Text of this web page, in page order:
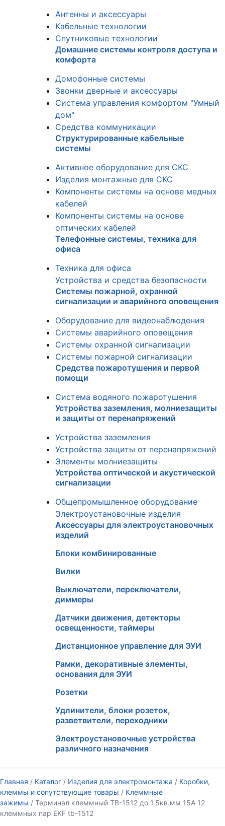
Антенны и аксессуары
Кабельные технологии
Спутниковые технологии
Домашние системы контроля доступа и
комфорта
Домофонные системы
Звонки дверные и аксессуары
Система управления комфортом "Умный
дом"
Средства коммуникации
Структурированные кабельные
системы
Активное оборудование для СКС
Изделия монтажные для СКС
Компоненты системы на основе медных
кабелей
Компоненты системы на основе
оптических кабелей
Телефонные системы, техника для
офиса
Техника для офиса
Устройства и средства безопасности
Системы пожарной, охранной
сигнализации и аварийного оповещения
Оборудование для видеонаблюдения
Системы аварийного оповещения
Системы охранной сигнализации
Системы пожарной сигнализации
Средства пожаротушения и первой
помощи
Система водяного пожаротушения
Устройства заземления, молниезащиты
и защиты от перенапряжений
Устройства заземления
Устройства защиты от перенапряжений
Элементы молниезащиты
Устройства оптической и акустической
сигнализации
Общепромышленное оборудование
Электроустановочные изделия
Аксессуары для электроустановочных
изделий
Блоки комбинированные
Вилки
Выключатели, переключатели,
диммеры
Датчики движения, детекторы
освещенности, таймеры
Дистанционное управление для ЭУИ
Рамки, декоративные элементы,
основания для ЭУИ
Розетки
Удлинители, блоки розеток,
разветвители, переходники
Электроустановочные устройства
различного назначения
Главная / Каталог / Изделия для электромонтажа / Коробки,
клеммы и сопутствующие товары / Клеммные
зажимы / Терминал клеммный TB-1512 до 1.5кв.мм 15А 12
клеммных пар EKF tb-1512